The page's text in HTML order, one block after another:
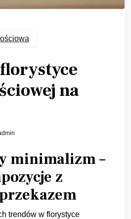
na
minimalizm –
z
trendów w florystyce